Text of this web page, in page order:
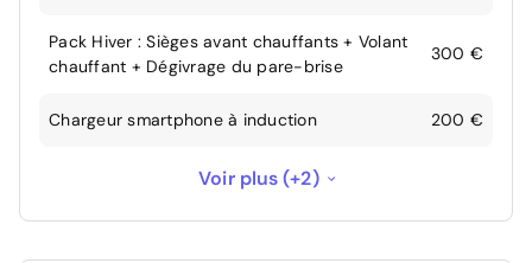
Pack Hiver : Sièges avant chauffants + Volant
chauffant + Dégivrage du pare-brise
300 €
Chargeur smartphone à induction 200 €
Éclairage d’ambiance intérieur de couleur
avant)
Voir plus (+2)